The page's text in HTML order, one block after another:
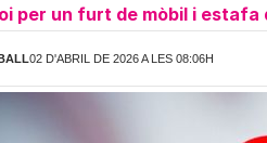
per un furt de mòbil i
02 D'ABRIL DE 2026 A LES 08:06H